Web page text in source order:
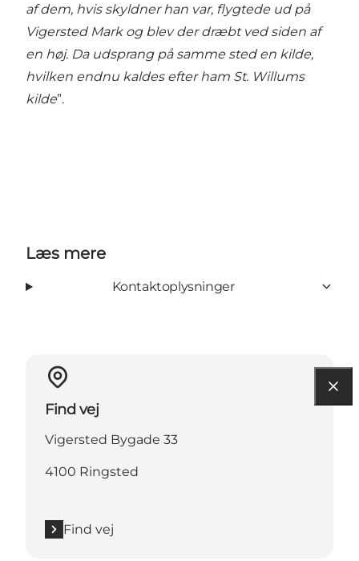
af dem, hvis skyldner han var, flygtede ud på
Vigersted Mark og blev der dræbt ved siden af
en høj. Da udsprang på samme sted en kilde,
hvilken endnu kaldes efter ham St. Willums
kilde”.
Læs mere
Kontaktoplysninger
Find vej
Vigersted Bygade 33
4100 Ringsted
Find vej